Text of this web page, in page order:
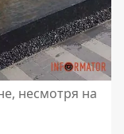
несмотря на